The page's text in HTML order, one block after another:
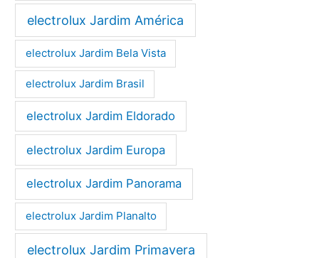
electrolux Jardim América
electrolux Jardim Bela Vista
electrolux Jardim Brasil
electrolux Jardim Eldorado
electrolux Jardim Europa
electrolux Jardim Panorama
electrolux Jardim Planalto
electrolux Jardim Primavera